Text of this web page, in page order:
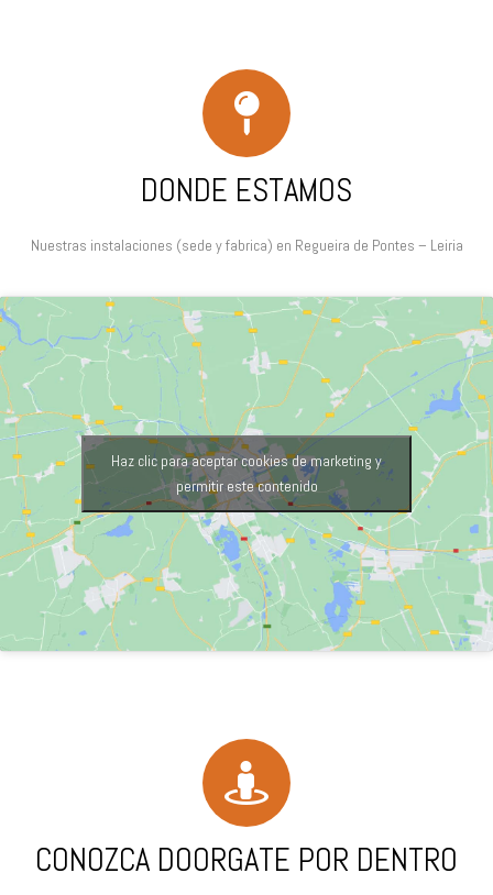
DONDE ESTAMOS
Nuestras instalaciones (sede y fabrica) en Regueira de Pontes – Leiria
Haz clic para aceptar cookies de marketing y
permitir este contenido
CONOZCA DOORGATE POR DENTRO